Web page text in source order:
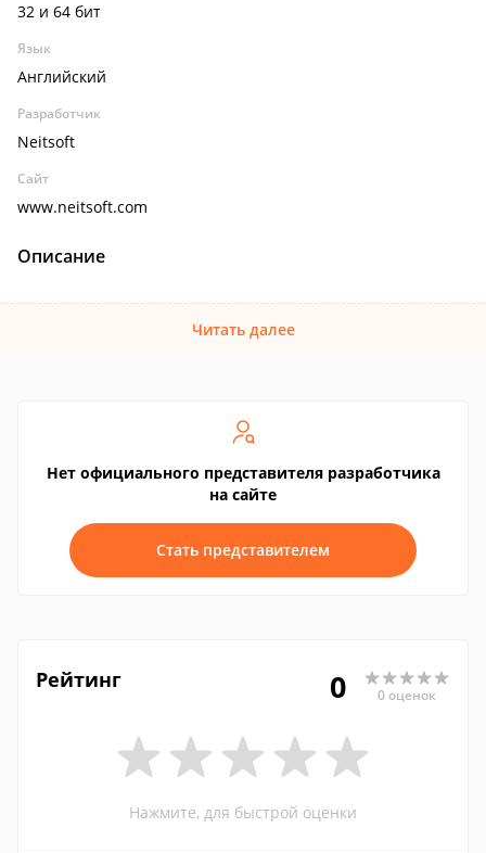
32 и 64 бит
Язык
Английский
Разработчик
Neitsoft
Сайт
www.neitsoft.com
Описание
Читать далее
Нет официального представителя разработчика
на сайте
Стать представителем
Рейтинг 0 0 оценок
Нажмите, для быстрой оценки